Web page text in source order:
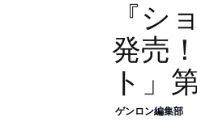
『シ
発売
ト」
ゲンロン編集部